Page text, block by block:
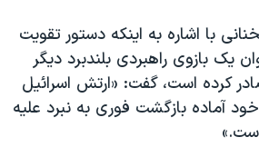
نوبل صلح
با اشاره به اینکه دستور تقویت
یک بازوی راهبردی بلندبرد دیگر
کرده است، گفت: «ارتش اسرائیل
آماده بازگشت فوری به نبرد علیه